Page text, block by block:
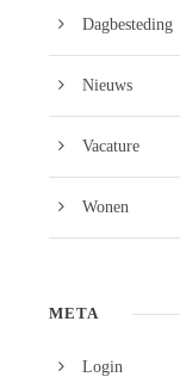
Dagbesteding
Nieuws
Vacature
Wonen
META
Login